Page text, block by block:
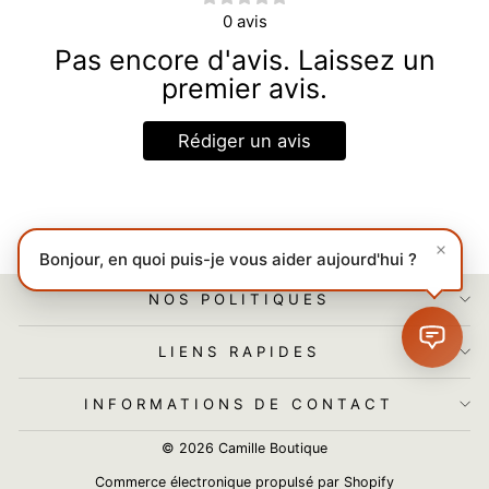
0 avis
Pas encore d'avis. Laissez un
premier avis.
Rédiger un avis
NOS POLITIQUES
LIENS RAPIDES
INFORMATIONS DE CONTACT
© 2026 Camille Boutique
Commerce électronique propulsé par Shopify
Bonjour, en quoi puis-je vous aider aujourd'hui ?